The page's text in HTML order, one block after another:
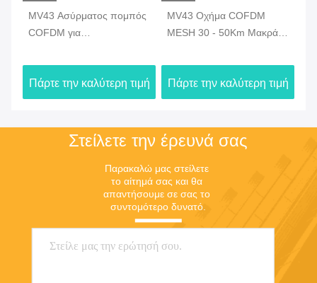
MV43 Ασύρματος πομπός
COFDM για
δίκτυο τοποθετημένο σε
όχημα
Πάρτε την καλύτερη τιμή
MV43 Οχήμα COFDM
MESH 30 - 50Km Μακρά
Hoc Network Ασύρματο
ραδιοφώνημα ευρυζωνικό
Πάρτε την καλύτερη τιμή
Στείλετε την έρευνά σας
Παρακαλώ μας στείλετε
το αίτημά σας και θα
απαντήσουμε σε σας το
συντομότερο δυνατό.